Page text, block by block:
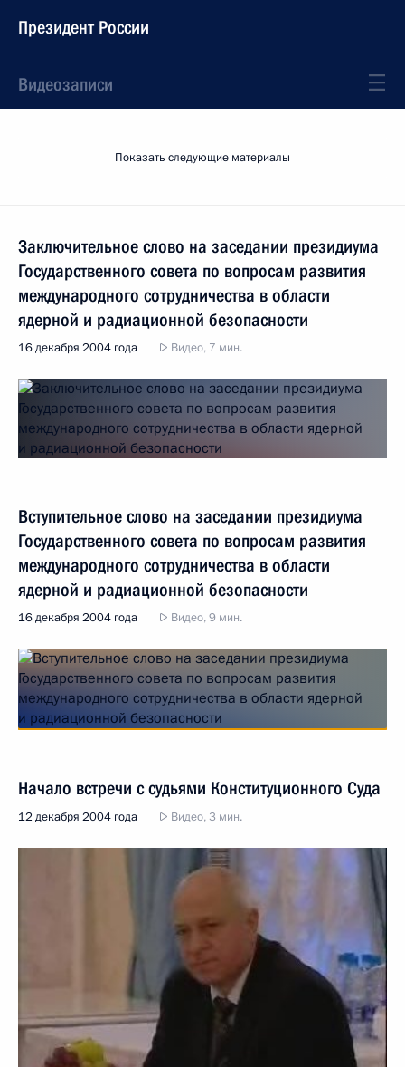
Президент России
Видеозаписи
Показать следующие материалы
Заключительное слово на заседании президиума
Государственного совета по вопросам развития
международного сотрудничества в области
ядерной и радиационной безопасности
16 декабря 2004 года Видео, 7 мин.
Вступительное слово на заседании президиума
Государственного совета по вопросам развития
международного сотрудничества в области
ядерной и радиационной безопасности
16 декабря 2004 года Видео, 9 мин.
Начало встречи с судьями Конституционного Суда
12 декабря 2004 года Видео, 3 мин.